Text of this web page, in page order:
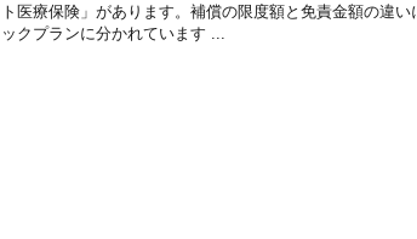
ト医療保険」があります。補償の限度額と免責金額の違
ックプランに分かれています ...